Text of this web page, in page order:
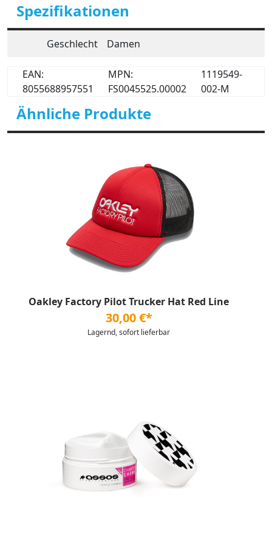
Spezifikationen
Geschlecht Damen
EAN:
8055688957551
MPN:
FS0045525.00002
1119549-
002-M
Ähnliche Produkte
Oakley Factory Pilot Trucker Hat Red Line
30,00 €*
Lagernd, sofort lieferbar